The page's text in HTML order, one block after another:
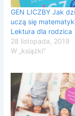
GEN LICZBY Jak
uczą się matematyki
Lektura dla rodzica
28 listopada, 2019
W „książki"